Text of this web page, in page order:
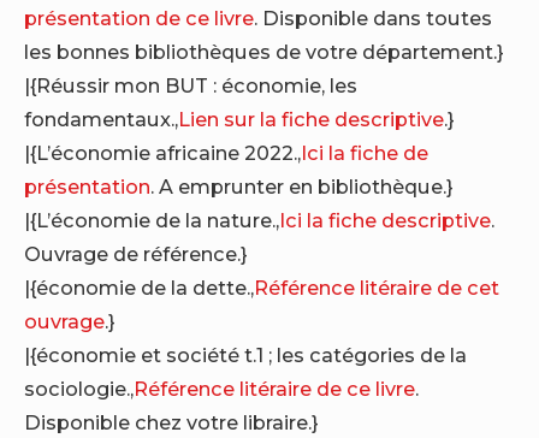
présentation de ce livre. Disponible dans toutes
les bonnes bibliothèques de votre département.}
|{Réussir mon BUT : économie, les
fondamentaux.,Lien sur la fiche descriptive.}
|{L’économie africaine 2022.,Ici la fiche de
présentation. A emprunter en bibliothèque.}
|{L’économie de la nature.,Ici la fiche descriptive.
Ouvrage de référence.}
|{économie de la dette.,Référence litéraire de cet
ouvrage.}
|{économie et société t.1 ; les catégories de la
sociologie.,Référence litéraire de ce livre.
Disponible chez votre libraire.}